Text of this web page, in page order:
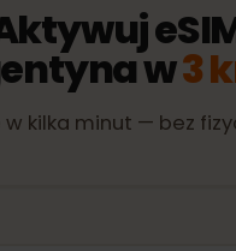
w3
kilka minut — bez